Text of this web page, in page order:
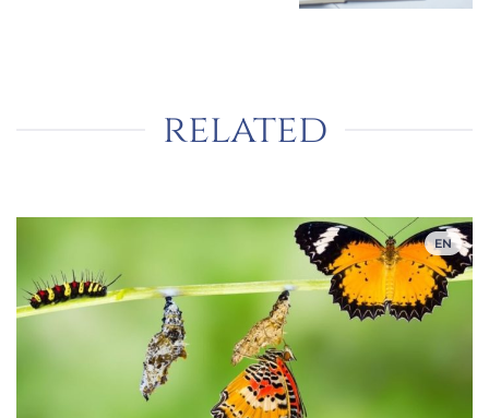
related
EN